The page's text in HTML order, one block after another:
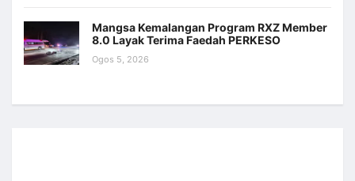
Mangsa Kemalangan Program RXZ Member
8.0 Layak Terima Faedah PERKESO
Ogos 5, 2026